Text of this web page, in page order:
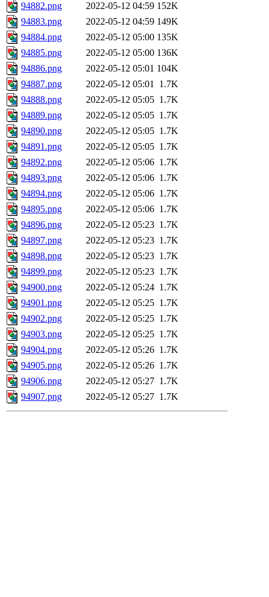
94882.png
2022-05-12 04:59 152K
94883.png
2022-05-12 04:59 149K
94884.png
2022-05-12 05:00 135K
94885.png
2022-05-12 05:00 136K
94886.png
2022-05-12 05:01 104K
94887.png
2022-05-12 05:01 1.7K
94888.png
2022-05-12 05:05 1.7K
94889.png
2022-05-12 05:05 1.7K
94890.png
2022-05-12 05:05 1.7K
94891.png
2022-05-12 05:05 1.7K
94892.png
2022-05-12 05:06 1.7K
94893.png
2022-05-12 05:06 1.7K
94894.png
2022-05-12 05:06 1.7K
94895.png
2022-05-12 05:06 1.7K
94896.png
2022-05-12 05:23 1.7K
94897.png
2022-05-12 05:23 1.7K
94898.png
2022-05-12 05:23 1.7K
94899.png
2022-05-12 05:23 1.7K
94900.png
2022-05-12 05:24 1.7K
94901.png
2022-05-12 05:25 1.7K
94902.png
2022-05-12 05:25 1.7K
94903.png
2022-05-12 05:25 1.7K
94904.png
2022-05-12 05:26 1.7K
94905.png
2022-05-12 05:26 1.7K
94906.png
2022-05-12 05:27 1.7K
94907.png
2022-05-12 05:27 1.7K